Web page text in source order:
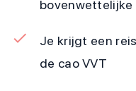
Je krijgt een
de cao VVT